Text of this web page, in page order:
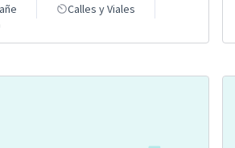
Calles y Viales